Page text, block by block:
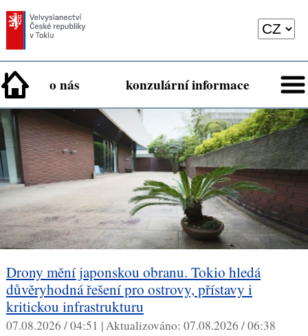
o nás konzulární informace
Drony mění japonskou obranu. Tokio hledá
důvěryhodná řešení pro ostrovy, přístavy i
kritickou infrastrukturu
07.08.2026 / 04:51 |Aktualizováno: 07.08.2026 / 06:38